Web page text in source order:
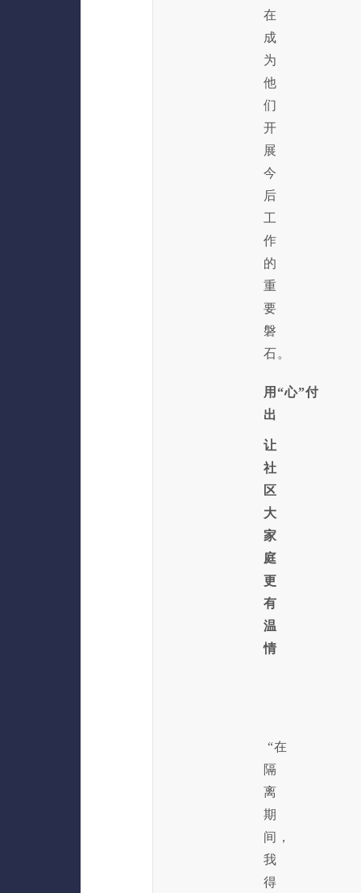
在
成
为
他
们
开
展
今
后
工
作
的
重
要
磐
石。
用“心”付
出
让
社
区
大
家
庭
更
有
温
情
“在
隔
离
期
间，
我
得